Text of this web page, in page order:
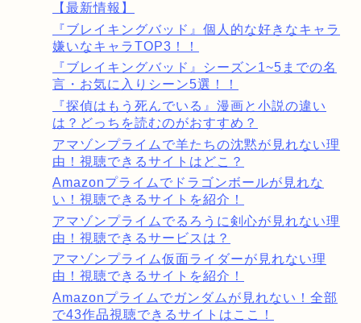
【最新情報】
『ブレイキングバッド』個人的な好きなキャラ
嫌いなキャラTOP3！！
『ブレイキングバッド』シーズン1~5までの名
言・お気に入りシーン5選！！
『探偵はもう死んでいる』漫画と小説の違い
は？どっちを読むのがおすすめ？
アマゾンプライムで羊たちの沈黙が見れない理
由！視聴できるサイトはどこ？
Amazonプライムでドラゴンボールが見れな
い！視聴できるサイトを紹介！
アマゾンプライムでるろうに剣心が見れない理
由！視聴できるサービスは？
アマゾンプライム仮面ライダーが見れない理
由！視聴できるサイトを紹介！
Amazonプライムでガンダムが見れない！全部
で43作品視聴できるサイトはここ！